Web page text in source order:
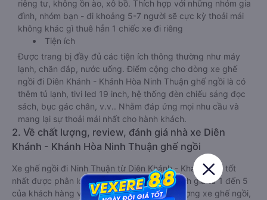
riêng tư, không ồn ào, xô bồ. Thích hợp với những nhóm gia
đình, nhóm bạn - đi khoảng 5-7 người sẽ cực kỳ thoải mái
không khác gì thuê hẳn 1 chiếc xe đi riêng
Tiện ích
Được trang bị đầy đủ các tiện ích thông thường như máy
lạnh, chăn đắp, nước uống. Điểm cộng cho dòng xe ghế
ngồi đi Diên Khánh - Khánh Hòa Ninh Thuận ghế ngồi là có
thêm tủ lạnh, tivi led 19 inch, hệ thống đèn chiếu sáng đọc
sách, bục gác chân, v.v.. Nhằm đáp ứng mọi nhu cầu và
mang lại sự thoải mái nhất cho hành khách.
2. Về chất lượng, review, đánh giá nhà xe Diên
Khánh - Khánh Hòa Ninh Thuận ghế ngồi
Xe ghế ngồi đi Ninh Thuận từ Diên Khánh - Khánh Hòa tốt
nhất được phân loại chất lượng dựa trên đánh giá từ 1 đến 5
của khách hàng với các tiêu chí như: Chất lượng xe ghế ngồi,